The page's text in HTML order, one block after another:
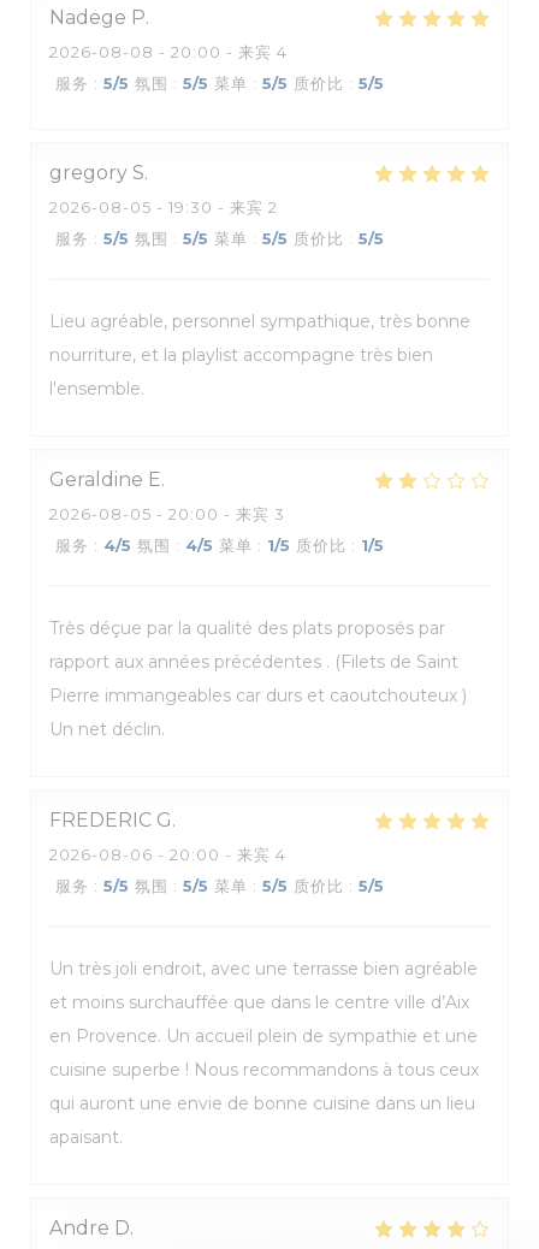
Nadege P
2026-08-08 - 20:00 - 来宾 4
服务 : 5/5 氛围 : 5/5 菜单 : 5/5 质价比 : 5/5
gregory S
2026-08-05 - 19:30 - 来宾 2
服务 : 5/5 氛围 : 5/5 菜单 : 5/5 质价比 : 5/5
Lieu agréable, personnel sympathique, très bonne
nourriture, et la playlist accompagne très bien
l'ensemble.
Geraldine E
2026-08-05 - 20:00 - 来宾 3
服务 : 4/5 氛围 : 4/5 菜单 : 1/5 质价比 : 1/5
Très déçue par la qualité des plats proposés par
rapport aux années précédentes . (Filets de Saint
Pierre immangeables car durs et caoutchouteux )
Un net déclin.
FREDERIC G
2026-08-06 - 20:00 - 来宾 4
服务 : 5/5 氛围 : 5/5 菜单 : 5/5 质价比 : 5/5
Un très joli endroit, avec une terrasse bien agréable
et moins surchauffée que dans le centre ville d’Aix
en Provence. Un accueil plein de sympathie et une
cuisine superbe ! Nous recommandons à tous ceux
qui auront une envie de bonne cuisine dans un lieu
apaisant.
Andre D